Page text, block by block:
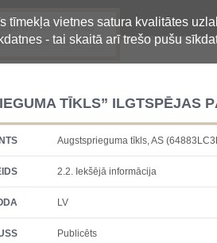
tīmekļa vietnes satura kvalitātes
- tai skaitā arī trešo pušu
informācijas
sistēma
TĪKLS” ILGTSPĒJAS
Augstsprieguma tīkls, AS
2.2. Iekšējā informācija
LV
Publicēts